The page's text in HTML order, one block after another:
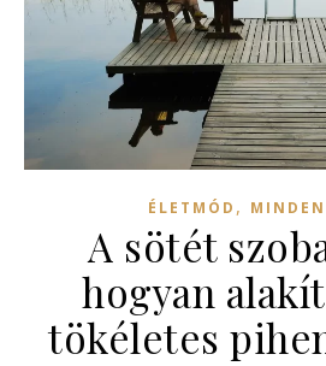
ÉLETMÓD ,
A sötét
hogyan
tökéletes